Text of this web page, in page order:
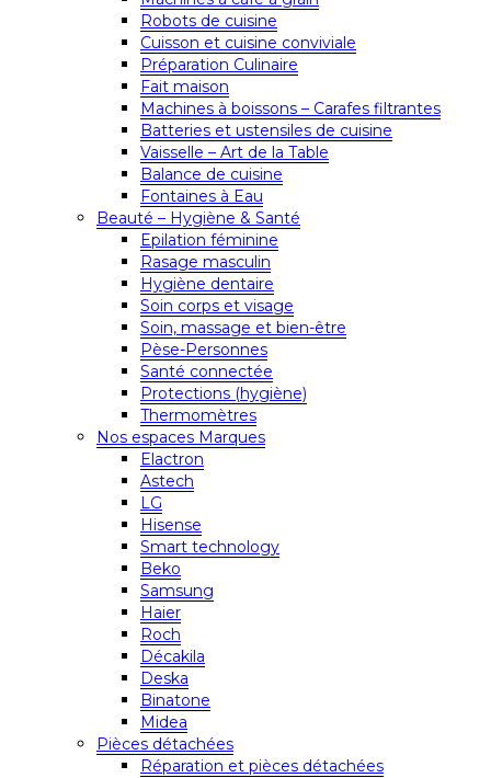
Robots de cuisine
Cuisson et cuisine conviviale
Préparation Culinaire
Fait maison
Machines à boissons – Carafes filtrantes
Batteries et ustensiles de cuisine
Vaisselle – Art de la Table
Balance de cuisine
Fontaines à Eau
Beauté – Hygiène & Santé
Epilation féminine
Rasage masculin
Hygiène dentaire
Soin corps et visage
Soin, massage et bien-être
Pèse-Personnes
Santé connectée
Protections (hygiène)
Thermomètres
Nos espaces Marques
Elactron
Astech
LG
Hisense
Smart technology
Beko
Samsung
Haier
Roch
Décakila
Deska
Binatone
Midea
Pièces détachées
Réparation et pièces détachées